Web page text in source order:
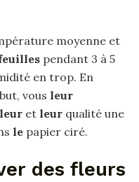
moyenne et
pendant 3 à 5
en trop. En
vous leur
et leur qualité une
le papier ciré.
des fleurs